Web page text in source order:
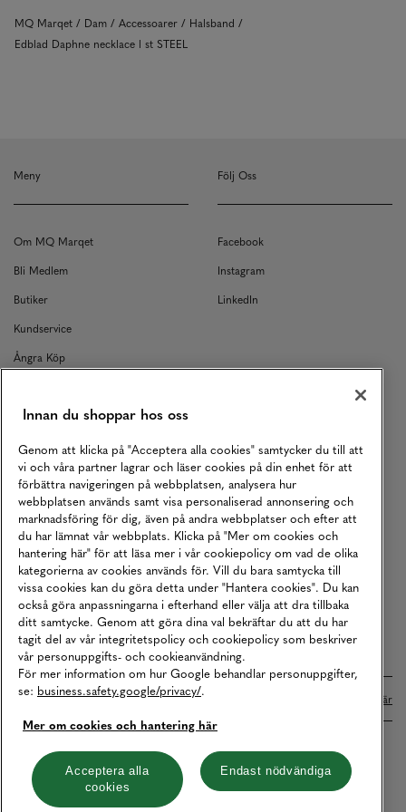
MQ Marqet Dam Accessoarer
Halsband
Edblad Daphne necklace l st STEEL
Meny
Om MQ Marqet
Bli Medlem
Butiker
Kundservice
Ångra Köp
Returer
Köpvillkor
Karriär
Vårt Ansvar
Våra Tjänster
Press
Studentrabatt
B2B
Tillgänglighetsredogörelse
Följ Oss
Facebook
Instagram
LinkedIn
Betalningar online sköts i samarbete med Klarna. Läs mer här
Cookies Integritetspolicy
Hantera cookies
Innan du shoppar hos oss
Genom att klicka på "Acceptera alla cookies" samtycker du till att
vi och våra partner lagrar och läser cookies på din enhet för att
förbättra navigeringen på webbplatsen, analysera hur
webbplatsen används samt visa personaliserad annonsering och
marknadsföring för dig, även på andra webbplatser och efter att
du har lämnat vår webbplats. Klicka på "Mer om cookies och
hantering här" för att läsa mer i vår cookiepolicy om vad de olika
kategorierna av cookies används för. Vill du bara samtycka till
vissa cookies kan du göra detta under "Hantera cookies". Du kan
också göra anpassningarna i efterhand eller välja att dra tillbaka
ditt samtycke. Genom att göra dina val bekräftar du att du har
tagit del av vår integritetspolicy och cookiepolicy som beskriver
vår personuppgifts- och cookieanvändning.
För mer information om hur Google behandlar personuppgifter,
se: business.safety.google/privacy/.
Mer om cookies och hantering här
Acceptera alla
cookies
Endast nödvändiga